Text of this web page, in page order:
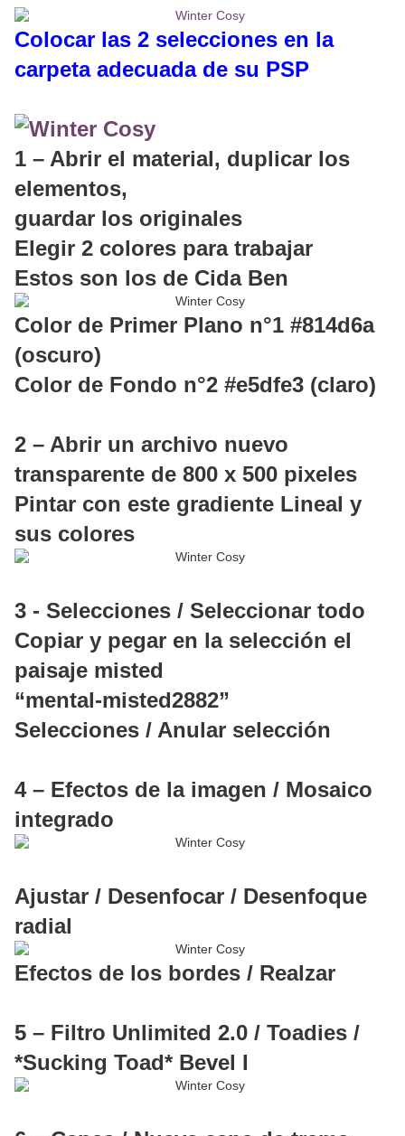
Colocar las 2 selecciones en la
carpeta adecuada de su PSP
1 – Abrir el material, duplicar los
elementos,
guardar los originales
Elegir 2 colores para trabajar
Estos son los de Cida Ben
Color de Primer Plano n°1 #814d6a
(oscuro)
Color de Fondo n°2 #e5dfe3 (claro)
2 – Abrir un archivo nuevo
transparente de 800 x 500 pixeles
Pintar con este gradiente Lineal y
sus colores
3 - Selecciones / Seleccionar todo
Copiar y pegar en la selección el
paisaje misted
“mental-misted2882”
Selecciones / Anular selección
4 – Efectos de la imagen / Mosaico
integrado
Ajustar / Desenfocar / Desenfoque
radial
Efectos de los bordes / Realzar
5 – Filtro Unlimited 2.0 / Toadies /
*Sucking Toad* Bevel I